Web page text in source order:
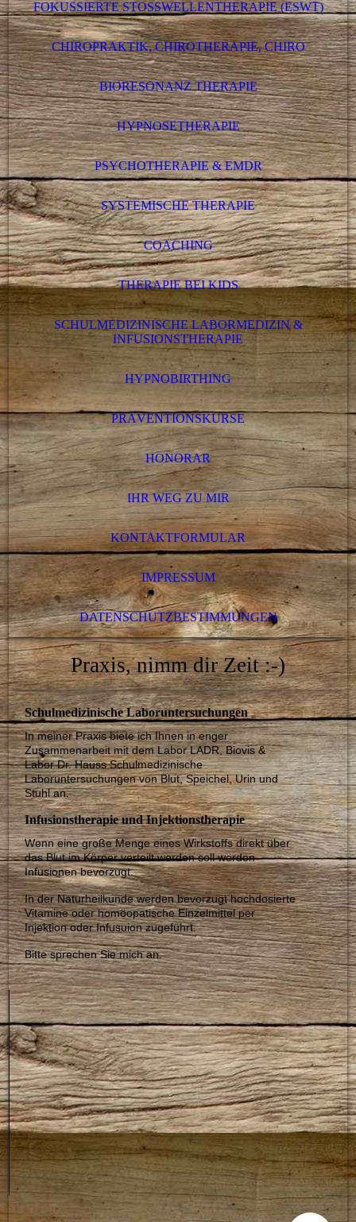
FOKUSSIERTE STOSSWELLENTHERAPIE (ESWT)
CHIROPRAKTIK, CHIROTHERAPIE, CHIRO
BIORESONANZ THERAPIE
HYPNOSETHERAPIE
PSYCHOTHERAPIE & EMDR
SYSTEMISCHE THERAPIE
COACHING
THERAPIE BEI KIDS
SCHULMEDIZINISCHE LABORMEDIZIN &
INFUSIONSTHERAPIE
HYPNOBIRTHING
PRÄVENTIONSKURSE
HONORAR
IHR WEG ZU MIR
KONTAKTFORMULAR
IMPRESSUM
DATENSCHUTZBESTIMMUNGEN
Praxis, nimm dir Zeit :-)
Schulmedizinische Laboruntersuchungen
In meiner Praxis biete ich Ihnen in enger
Zusammenarbeit mit dem Labor LADR, Biovis &
Labor Dr. Hauss Schulmedizinische
Laboruntersuchungen von Blut, Speichel, Urin und
Stuhl an.
Infusionstherapie und Injektionstherapie
Wenn eine große Menge eines Wirkstoffs direkt über
das Blut im Körper verteilt werden soll werden
Infusionen bevorzugt.
In der Naturheilkunde werden bevorzugt hochdosierte
Vitamine oder homöopatische Einzelmittel per
Injektion oder Infusuion zugeführt.
Bitte sprechen Sie mich an.